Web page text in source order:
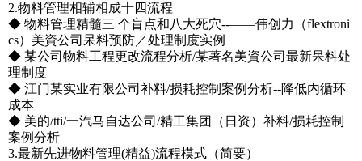
2.物料管理相辅相成十四流程
◆ 物料管理精髓三 个盲点和八大死穴--――伟创力（flextroni
cs）美資公司呆料预防／处理制度实例
◆ 某公司物料工程更改流程分析/某著名美資公司最新呆料处
理制度
◆ 江门某实业有限公司补料/损耗控制案例分析--降低内循环
成本
◆ 美的/tti/一汽马自达公司/精工集团（日资）补料/损耗控制
案例分析
3.最新先进物料管理(精益)流程模式（简要）